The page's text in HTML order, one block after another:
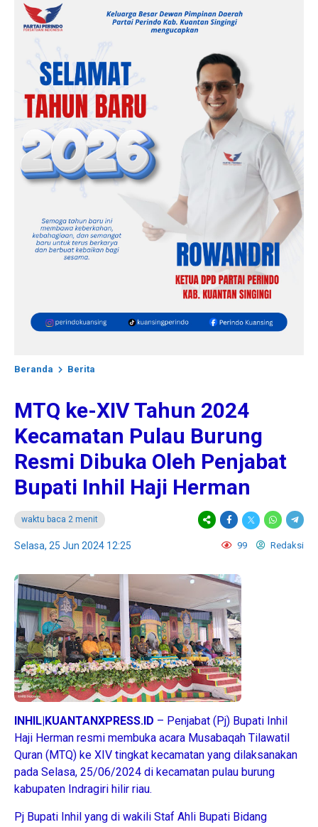
Beranda Berita
MTQ ke-XIV Tahun 2024
Kecamatan Pulau Burung
Resmi Dibuka Oleh Penjabat
Bupati Inhil Haji Herman
waktu baca 2 menit
Selasa, 25 Jun 2024 12:25 99 Redaksi
INHIL|KUANTANXPRESS.ID – Penjabat (Pj) Bupati Inhil
Haji Herman resmi membuka acara Musabaqah Tilawatil
Quran (MTQ) ke XIV tingkat kecamatan yang dilaksanakan
pada Selasa, 25/06/2024 di kecamatan pulau burung
kabupaten Indragiri hilir riau.
Pj Bupati Inhil yang di wakili Staf Ahli Bupati Bidang